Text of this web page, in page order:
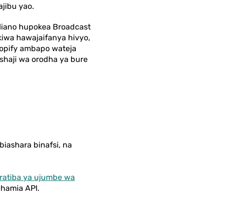
yao.
hupokea Broadcast
hawajaifanya hivyo,
ambapo wateja
wa orodha ya bure
binafsi, na
ya ujumbe wa
API.